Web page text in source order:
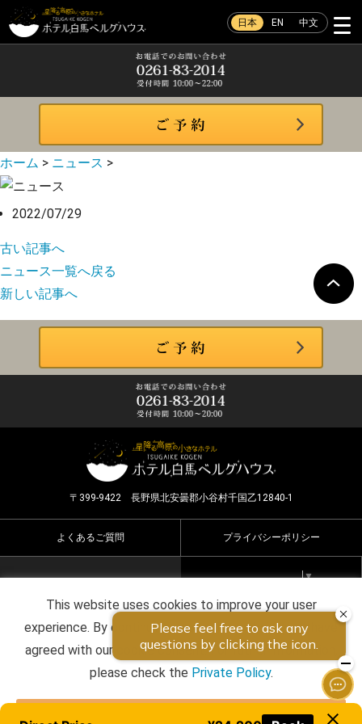
日本 EN 中文
ホーム > ニュース >
2022/07/29
古い記事へ
ニュース一覧へ戻る
新しい記事へ
〒399-9422 長野県北安曇郡小谷村千国乙12840-1
よくあるご質問 プライバシーポリシー
Select Language ▼
Copyright ©2026 HOTEL HAKUBA BERGHAUS all rights
reserved.
This website uses cookies to improve your user
experience. By continuing to use this website, you have
agreed with our cookie consent. For futher information,
please check the Private Policy.